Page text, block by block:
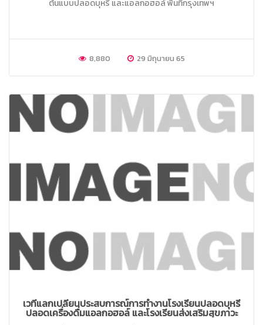
ต้นแบบปลอดบุหรี่ และแอลกอฮอล์ พื้นที่กรุงเทพฯ
8,880 29 มิถุนายน 65
เวทีแลกเปลี่ยนประสบการณ์การทำงานโรงเรียนปลอดบุหรี่
ปลอดเครื่องดื่มแอลกอฮอล์ และโรงเรียนส่งเสริมสุขภาวะ